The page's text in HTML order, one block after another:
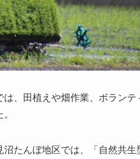
、田植えや畑作業、ボランテ
たんぼ地区では、「自然共生